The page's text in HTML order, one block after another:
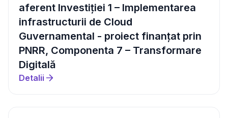
aferent Investiției 1 – Implementarea
infrastructurii de Cloud
Guvernamental - proiect finanțat prin
PNRR, Componenta 7 – Transformare
Digitală
Detalii